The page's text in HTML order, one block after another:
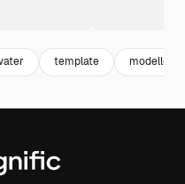
template modello